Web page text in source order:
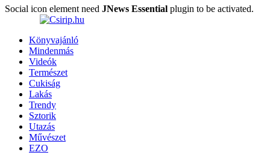
Social icon element need JNews Essential plugin to be activated.
Könyvajánló
Mindenmás
Videók
Természet
Cukiság
Lakás
Trendy
Sztorik
Utazás
Művészet
EZO